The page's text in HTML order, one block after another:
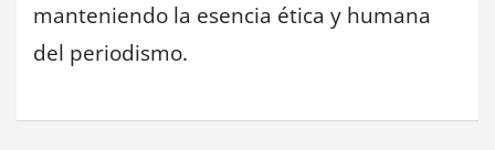
manteniendo la esencia ética y humana
del periodismo.